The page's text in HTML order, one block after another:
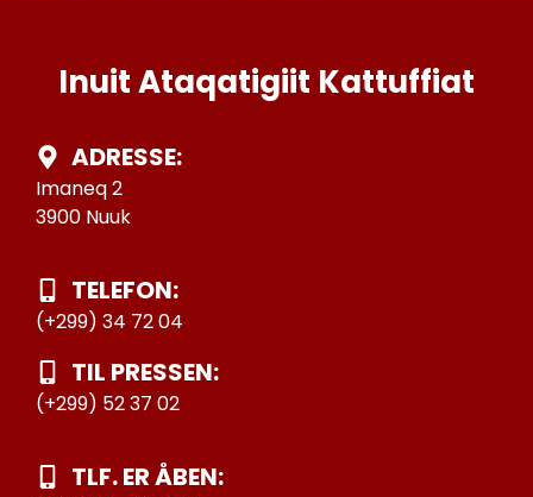
Inuit Ataqatigiit Kattuffiat
ADRESSE:
Imaneq 2
3900 Nuuk
TELEFON:
(+299) 34 72 04
TIL PRESSEN:
(+299) 52 37 02
TLF. ER ÅBEN: